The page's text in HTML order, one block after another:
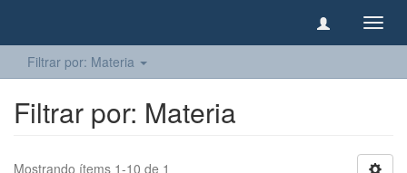
Filtrar por: Materia
Filtrar por: Materia
Mostrando ítems 1-10 de 1